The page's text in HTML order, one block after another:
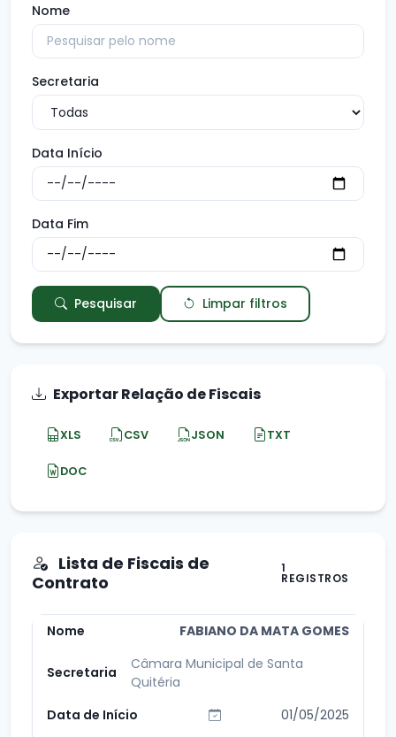
Nome
Secretaria
Data Início
Data Fim
Pesquisar Limpar filtros
Exportar Relação de Fiscais
XLS CSV JSON TXT
DOC
Lista de Fiscais de
Contrato
1
REGISTROS
FABIANO DA MATA GOMES
Câmara Municipal de Santa
Quitéria
01/05/2025